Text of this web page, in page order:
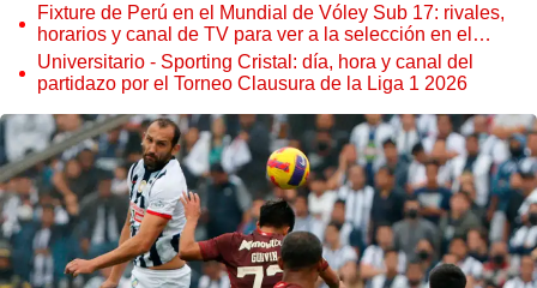
Fixture de Perú en el Mundial de Vóley Sub 17: rivales,
horarios y canal de TV para ver a la selección en el
torneo
Universitario - Sporting Cristal: día, hora y canal del
partidazo por el Torneo Clausura de la Liga 1 2026